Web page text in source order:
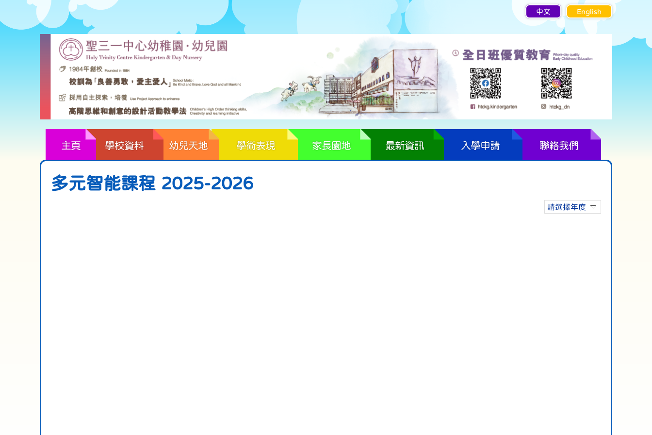
中文 English
主頁 學校資料 幼兒天地 學術表現 家長園地 最新資訊 入學申請 聯絡我們
多元智能課程 2025-2026
請選擇年度